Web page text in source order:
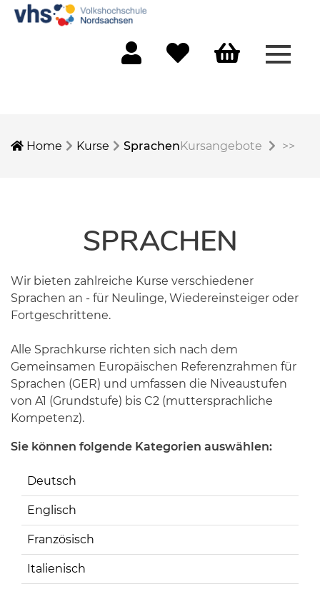
Home Kurse SprachenKursangebote >>
SPRACHEN
Wir bieten zahlreiche Kurse verschiedener
Sprachen an - für Neulinge, Wiedereinsteiger oder
Fortgeschrittene.
Alle Sprachkurse richten sich nach dem
Gemeinsamen Europäischen Referenzrahmen für
Sprachen (GER) und umfassen die Niveaustufen
von A1 (Grundstufe) bis C2 (muttersprachliche
Kompetenz).
Sie können folgende Kategorien auswählen:
Deutsch
Englisch
Französisch
Italienisch